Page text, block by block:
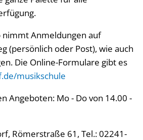
nimmt Anmeldungen auf
(persönlich oder Post), wie auch
Die Online-Formulare gibt es
musikschule
Angeboten: Mo - Do von 14.00 -
Römerstraße 61, Tel.: 02241-